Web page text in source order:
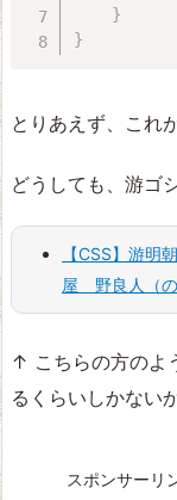
}
}
とりあえず、これ
どうしても、游ゴ
【CSS】游明
屋 野良人（の
↑ こちらの方のよ
るくらいしかない
スポンサーリ